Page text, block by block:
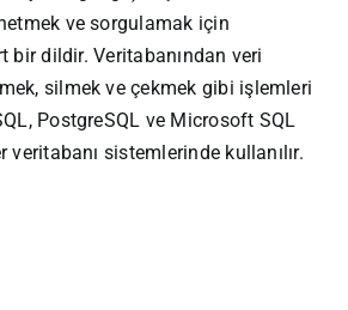
ve sorgulamak için
bir dildir. Veritabanından veri
silmek ve çekmek gibi işlemleri
PostgreSQL ve Microsoft SQL
veritabanı sistemlerinde kullanılır.